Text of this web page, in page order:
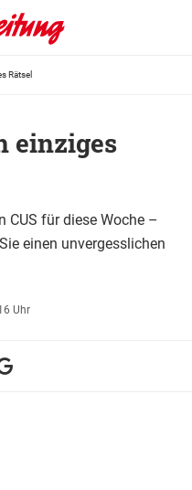
Rätsel
einziges
CUS für diese Woche –
einen unvergesslichen
Uhr